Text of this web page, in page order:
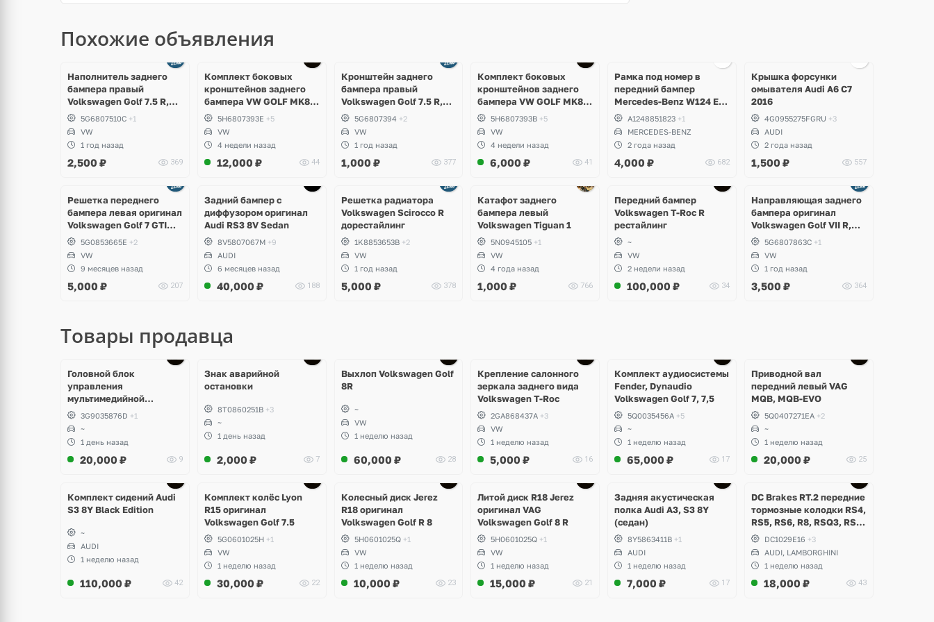
Похожие объявления
Наполнитель заднего
бампера правый
Volkswagen Golf 7.5 R,
GTI, GTD
5G6807510C +1
VW
1 год назад
2,500 ₽ 369
Комплект боковых
кронштейнов заднего
бампера VW GOLF MK8
5H6807394E;
5H6807393E
5H6807393E +5
VW
4 недели назад
12,000 ₽ 44
Кронштейн заднего
бампера правый
Volkswagen Golf 7.5 R,
GTI, GTD, e-Golf
5G6807394 +2
VW
1 год назад
1,000 ₽ 377
Комплект боковых
кронштейнов заднего
бампера VW GOLF MK8
5H6807393B;
5H6807394B
5H6807393B +5
VW
4 недели назад
6,000 ₽ 41
Рамка под номер в
передний бампер
Mercedes-Benz W124 E-
KlassA1248851823 +1
MERCEDES-BENZ
2 года назад
4,000 ₽ 682
Крышка форсунки
омывателя Audi A6 C7
2016
4G0955275FGRU +3
AUDI
2 года назад
1,500 ₽ 557
Решетка переднего
бампера левая оригинал
Volkswagen Golf 7 GTI
дорест
5G0853665E +2
VW
9 месяцев назад
5,000 ₽ 207
Задний бампер с
диффузором оригинал
Audi RS3 8V Sedan
8V5807067M +9
AUDI
6 месяцев назад
40,000 ₽ 188
Решетка радиатора
Volkswagen Scirocco R
дорестайлинг
1K8853653B +2
VW
1 год назад
5,000 ₽ 378
Катафот заднего
бампера левый
Volkswagen Tiguan 1
5N0945105 +1
VW
4 года назад
1,000 ₽ 766
Передний бампер
Volkswagen T-Roc R
рестайлинг
~
VW
2 недели назад
100,000 ₽ 34
Направляющая заднего
бампера оригинал
Volkswagen Golf VII R,
GTI, e-Golf
5G6807863C +1
VW
1 год назад
3,500 ₽ 364
Товары продавца
Головной блок
управления
мультимедийной
системы Volkswagen T-
Roc
3G9035876D +1
~
1 день назад
20,000 ₽ 9
Знак аварийной
остановки
8T0860251B +3
~
1 день назад
2,000 ₽ 7
Выхлоп Volkswagen Golf
8R
~
VW
1 неделю назад
60,000 ₽ 28
Крепление салонного
зеркала заднего вида
Volkswagen T-Roc
2GA868437A +3
VW
1 неделю назад
5,000 ₽ 16
Комплект аудиосистемы
Fender, Dynaudio
Volkswagen Golf 7, 7,5
5Q0035456A +5
~
1 неделю назад
65,000 ₽ 17
Приводной вал
передний левый VAG
MQB, MQB-EVO
5Q0407271EA +2
~
1 неделю назад
20,000 ₽ 25
Комплект сидений Audi
S3 8Y Black Edition
~
AUDI
1 неделю назад
110,000 ₽ 42
Комплект колёс Lyon
R15 оригинал
Volkswagen Golf 7.5
5G0601025H +1
VW
1 неделю назад
30,000 ₽ 22
Колесный диск Jerez
R18 оригинал
Volkswagen Golf R 8
5H0601025Q +1
VW
1 неделю назад
10,000 ₽ 23
Литой диск R18 Jerez
оригинал VAG
Volkswagen Golf 8 R
5H0601025Q +1
VW
1 неделю назад
15,000 ₽ 21
Задняя акустическая
полка Audi A3, S3 8Y
(седан)
8Y5863411B +1
AUDI
1 неделю назад
7,000 ₽ 17
DC Brakes RT.2 передние
тормозные колодки RS4,
RS5, RS6, R8, RSQ3, RS3
8V (комплект 8 шт)
DC1029E16 +3
AUDI, LAMBORGHINI
1 неделю назад
18,000 ₽ 43